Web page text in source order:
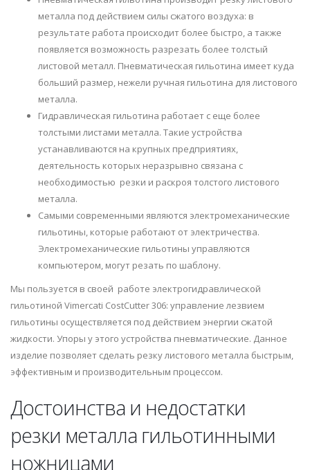
металла под действием силы сжатого воздуха: в
результате работа происходит более быстро, а также
появляется возможность разрезать более толстый
листовой металл. Пневматическая гильотина имеет куда
больший размер, нежели ручная гильотина для листового
металла.
Гидравлическая гильотина работает с еще более
толстыми листами металла. Такие устройства
устанавливаются на крупных предприятиях,
деятельность которых неразрывно связана с
необходимостью резки и раскроя толстого листового
металла.
Самыми современными являются электромеханические
гильотины, которые работают от электричества.
Электромеханические гильотины управляются
компьютером, могут резать по шаблону.
Мы пользуется в своей работе электрогидравлической
гильотиной Vimercati CostCutter 306: управление лезвием
гильотины осуществляется под действием энергии сжатой
жидкости. Упоры у этого устройства пневматические. Данное
изделие позволяет сделать резку листового металла быстрым,
эффективным и производительным процессом.
Достоинства и недостатки
резки металла гильотинными
ножницами